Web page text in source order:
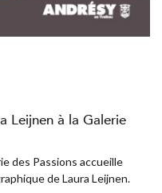
Leijnen à la Galerie
des Passions accueille
de Laura Leijnen.